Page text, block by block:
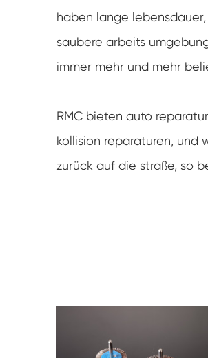
haben lange
saubere arbeits
immer mehr und mehr
RMC bieten auto
kollision reparaturen, und
zurück auf die straße, so